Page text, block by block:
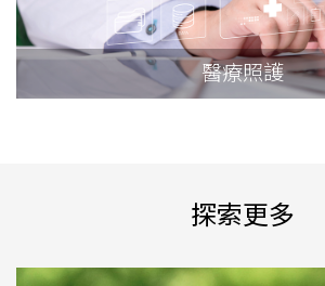
醫療照護
探索更多